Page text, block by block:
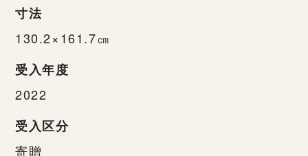
寸法
130.2×161.7㎝
受入年度
2022
受入区分
寄贈